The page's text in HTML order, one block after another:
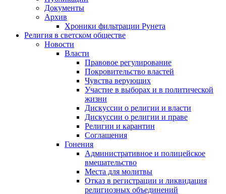
Документы
Архив
Хроники фильтрации Рунета
Религия в светском обществе
Новости
Власти
Правовое регулирование
Покровительство властей
Чувства верующих
Участие в выборах и в политической
жизни
Дискуссии о религии и власти
Дискуссии о религии и праве
Религии и карантин
Соглашения
Гонения
Административное и полицейское
вмешательство
Места для молитвы
Отказ в регистрации и ликвидация
религиозных объединений